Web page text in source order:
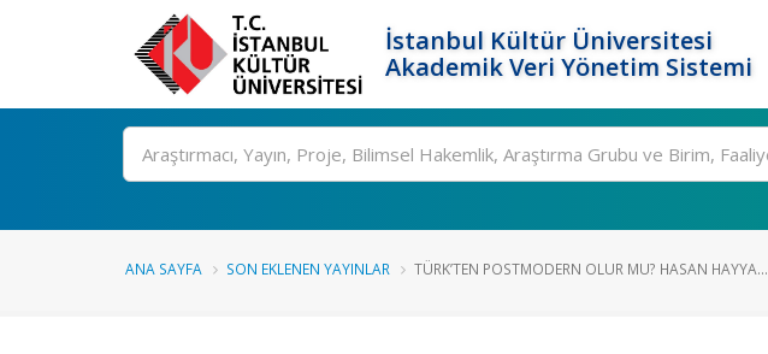
İstanbul Kültür Üniversitesi
Akademik Veri Yönetim Sistemi
Ara
ANA SAYFA SON EKLENEN YAYINLAR TÜRK’TEN POSTMODERN OLUR MU? HASAN HAYYA...